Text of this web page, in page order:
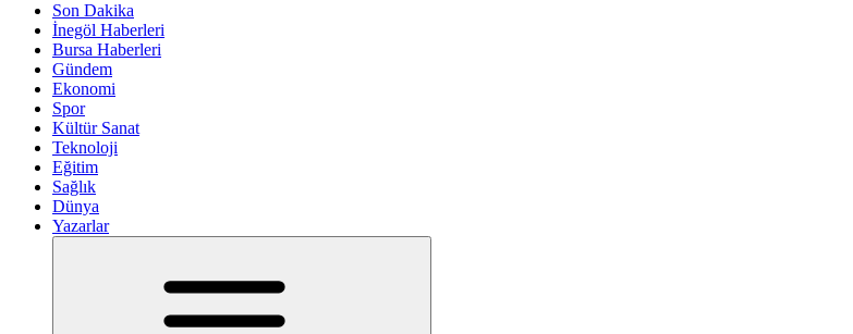
Son Dakika
İnegöl Haberleri
Bursa Haberleri
Gündem
Ekonomi
Spor
Kültür Sanat
Teknoloji
Eğitim
Sağlık
Dünya
Yazarlar